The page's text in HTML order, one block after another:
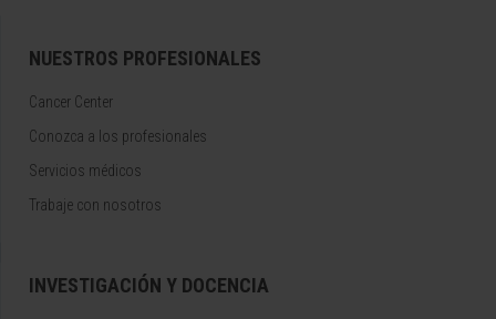
NUESTROS PROFESIONALES
Cancer Center
Conozca a los profesionales
Servicios médicos
Trabaje con nosotros
INVESTIGACIÓN Y DOCENCIA